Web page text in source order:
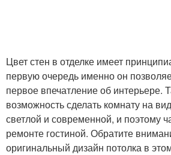
Цвет стен в отделке имеет
первую очередь именно он
первое впечатление об интерьере.
возможность сделать комнату на
светлой и современной, и поэтому
ремонте гостиной. Обратите
оригинальный дизайн потолка в